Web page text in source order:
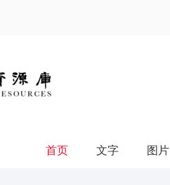
首页 文字 图片